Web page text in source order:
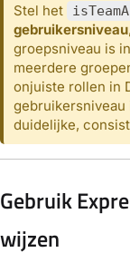
Stel het
gebruikersniveau
groepsniveau is
meerdere
onjuiste rollen in
duidelijke,
Gebruik
wijzen